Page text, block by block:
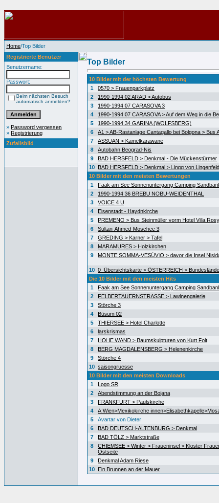
Home/Top Bilder
Registrierte Benutzer
Benutzername:
Passwort:
Beim nächsten Besuch
automatisch anmelden?
» Password vergessen
» Registrierung
Zufallsbild
Top Bilder
10 Bilder mit der höchsten Bewertung
1
0570 > Frauenparkplatz
2
1990-1994 02 ARAD > Autobus
3
1990-1994 07 CARASOVA 3
4
1990-1994 07 CARASOVA > Auf dem Weg in die
5
1990-1994 34 GARINA (WOLFSBERG)
6
A1 > AB-Rastanlage Cantagallo bei Bolgona > Bus
7
ASSUAN > Kamelkarawane
8
Autobahn Beograd-Nis
9
BAD HERSFELD > Denkmal - Die Mückenstürmer
10 BAD HERSFELD > Denkmal > Lingg von Lingenfeld
10 Bilder mit den meisten Bewertungen
1
Faak am See Sonnenuntergang Camping
2
1990-1994 36 BREBU NOBU-WEIDENTHAL
3
VOICE 4 U
4
Eisenstadt - Haydnkirche
5
PREMENO > Bus Steinmüller vorm Hotel Villa Rosy
6
Sultan-Ahmed-Moschee 3
7
GREDING > Karner > Tafel
8
MARAMURES > Holzkirchen
9
MONTE SOMMA-VESÚVIO > davor die Insel
10 0_Übersichtskarte > ÖSTERREICH >
Die 10 Bilder mit den meisten Hits
1
Faak am See Sonnenuntergang Camping
2
FELBERTAUERNSTRASSE > Lawinengalerie
3
Störche 3
4
Büsum 02
5
THIERSEE > Hotel Charlotte
6
larskrismas
7
HOHE WAND > Baumskulpturen von Kurt Foit
8
BERG MAGDALENSBERG > Helenenkirche
9
Störche 4
10 saisongruesse
10 Bilder mit den meisten Downloads
1
Logo SR
2
Abendstimmung an der Bojana
3
FRANKFURT > Paulskirche
4
A:Wien>Mexikokirche
5
Avartar von Dieter
6
BAD DEUTSCH-ALTENBURG > Denkmal
7
BAD TÖLZ > Marktstraße
8
CHIEMSEE > Winter > Fraueninsel > Kloster
Ostseite
9
Denkmal Adam Riese
10 Ein Brunnen an der Mauer